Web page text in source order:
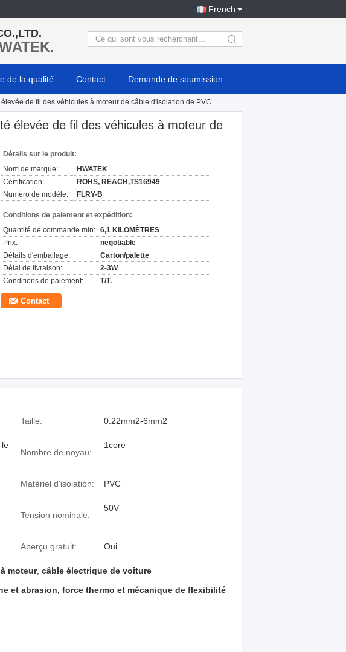
French
search
de la qualité Contact Demande de soumission
de fil des véhicules à moteur de câble d'isolation de PVC
élevée de fil des véhicules à moteur de
Détails sur le produit:
Nom de marque:
HWATEK
Certification:
ROHS, REACH,TS16949
Numéro de modèle:
FLRY-B
Conditions de paiement et expédition:
Quantité de commande min: 6,1 KILOMÈTRES
Prix:
negotiable
Détails d'emballage:
Carton/palette
Délai de livraison:
2-3W
Conditions de paiement:
T/T.
Contact
Taille: 0.22mm2-6mm2
le
Nombre de noyau:
1core
Matériel d'isolation: PVC
Tension nominale:
50V
Aperçu gratuit: Oui
moteur, câble électrique de voiture
et abrasion, force thermo et mécanique de flexibilité